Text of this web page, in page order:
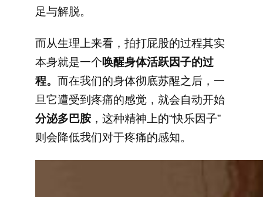
足与解脱。
而从生理上来看，拍打屁股的过程其实
本身就是一个唤醒身体活跃因子的过
程。 而在我们的身体彻底苏醒之后，一
旦它遭受到疼痛的感觉，就会自动开始
分泌多巴胺 ，这种精神上的“快乐因子”
则会降低我们对于疼痛的感知。